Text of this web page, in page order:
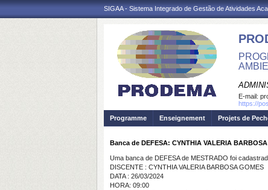
SIGAA - Sistema Integrado de Gestão de Atividades
E-mail:
https://
Programme
Enseignement Projets de
Banca de DEFESA: CYNTHIA VALERIA
Uma banca de DEFESA de MESTRADO foi
DISCENTE : CYNTHIA VALERIA BARBOSA GOMES
DATA : 26/03/2024
HORA: 09:00